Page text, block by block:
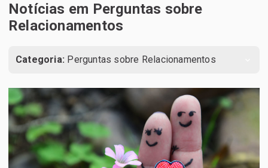
Notícias em Perguntas sobre
Relacionamentos
Categoria: Perguntas sobre Relacionamentos